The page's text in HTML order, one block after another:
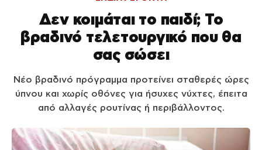
Δεν κοιμάται το παιδί; Το
βραδινό τελετουργικό που θα
σας σώσει
Νέο βραδινό πρόγραμμα προτείνει σταθερές ώρες
ύπνου και χωρίς οθόνες για ήσυχες νύχτες, έπειτα
από αλλαγές ρουτίνας ή περιβάλλοντος.